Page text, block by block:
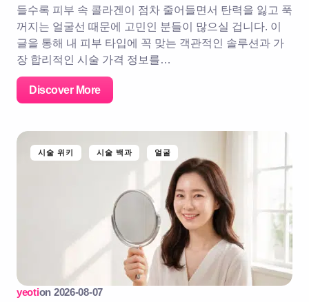
들수록 피부 속 콜라겐이 점차 줄어들면서 탄력을 잃고 푹
꺼지는 얼굴선 때문에 고민인 분들이 많으실 겁니다. 이
글을 통해 내 피부 타입에 꼭 맞는 객관적인 솔루션과 가
장 합리적인 시술 가격 정보를…
Discover More
시술 위키 시술 백과 얼굴
yeotion 2026-08-07